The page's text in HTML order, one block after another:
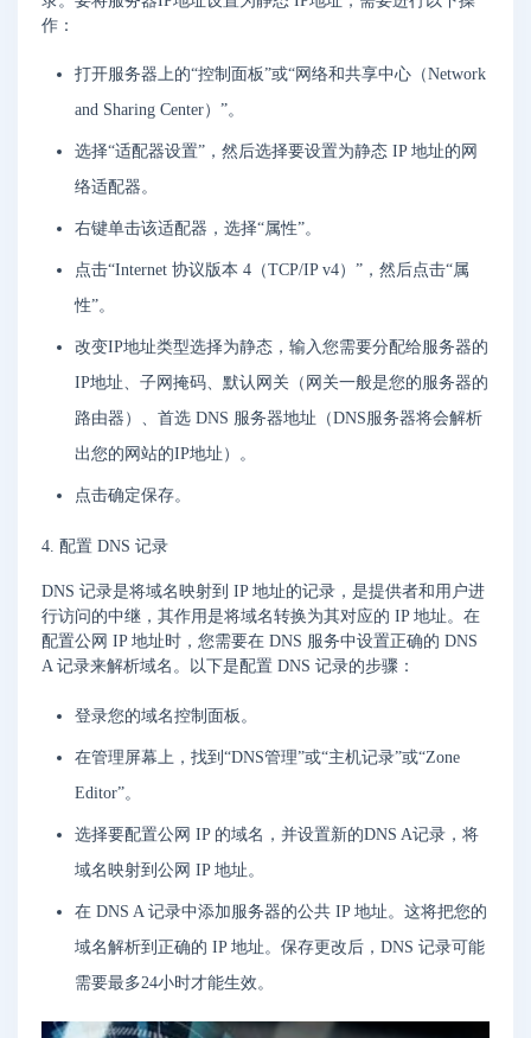
作：
打开服务器上的“控制面板”或“网络和共享中心（Network
and Sharing Center）”。
选择“适配器设置”，然后选择要设置为静态 IP 地址的网
络适配器。
右键单击该适配器，选择“属性”。
点击“Internet 协议版本 4（TCP/IP v4）”，然后点击“属
性”。
改变IP地址类型选择为静态，输入您需要分配给服务器的
IP地址、子网掩码、默认网关（网关一般是您的服务器的
路由器）、首选 DNS 服务器地址（DNS服务器将会解析
出您的网站的IP地址）。
点击确定保存。
4. 配置 DNS 记录
DNS 记录是将域名映射到 IP 地址的记录，是提供者和用户进
行访问的中继，其作用是将域名转换为其对应的 IP 地址。在
配置公网 IP 地址时，您需要在 DNS 服务中设置正确的 DNS
A 记录来解析域名。以下是配置 DNS 记录的步骤：
登录您的域名控制面板。
在管理屏幕上，找到“DNS管理”或“主机记录”或“Zone
Editor”。
选择要配置公网 IP 的域名，并设置新的DNS A记录，将
域名映射到公网 IP 地址。
在 DNS A 记录中添加服务器的公共 IP 地址。这将把您的
域名解析到正确的 IP 地址。保存更改后，DNS 记录可能
需要最多24小时才能生效。